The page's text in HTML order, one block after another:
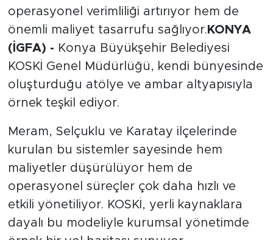
operasyonel verimliliği artırıyor hem de
önemli maliyet tasarrufu sağlıyor. KONYA
(İGFA) - Konya Büyükşehir Belediyesi
KOSKİ Genel Müdürlüğü, kendi bünyesinde
oluşturduğu atölye ve ambar altyapısıyla
örnek teşkil ediyor.
Meram, Selçuklu ve Karatay ilçelerinde
kurulan bu sistemler sayesinde hem
maliyetler düşürülüyor hem de
operasyonel süreçler çok daha hızlı ve
etkili yönetiliyor. KOSKİ, yerli kaynaklara
dayalı bu modeliyle kurumsal yönetimde